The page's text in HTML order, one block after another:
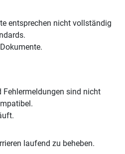
entsprechen nicht vollständig
Fehlermeldungen sind nicht
laufend zu beheben.